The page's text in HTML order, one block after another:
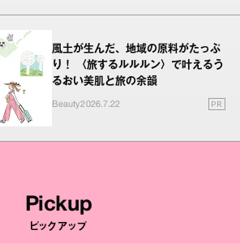
風土が生んだ、地域の原料がたっぷ
り！ 〈旅するルルルン〉で叶えるう
るおい美肌と旅の余韻
Beauty2026.7.22 PR
Pickup
ピックアップ